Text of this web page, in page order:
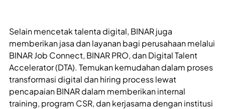
Selain mencetak talenta digital, BINAR juga
memberikan jasa dan layanan bagi perusahaan melalui
BINAR Job Connect, BINAR PRO, dan Digital Talent
Accelerator (DTA). Temukan kemudahan dalam proses
transformasi digital dan hiring process lewat
pencapaian BINAR dalam memberikan internal
training, program CSR, dan kerjasama dengan institusi